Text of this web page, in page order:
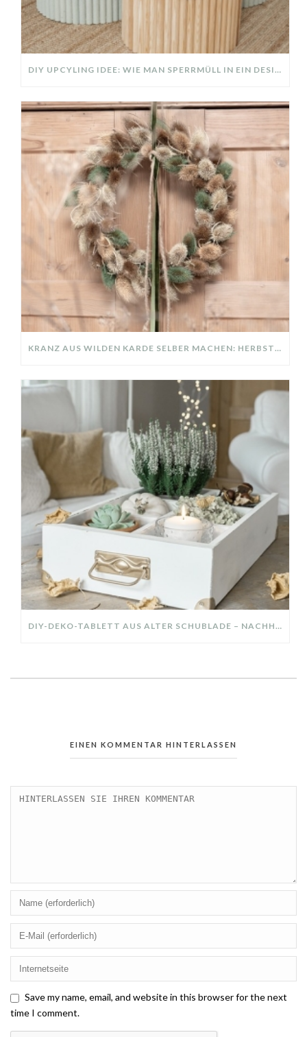
DIY UPCYLING IDEE: WIE MAN SPERRMÜLL IN EIN DESIGNER TEIL VERWANDELT
KRANZ AUS WILDEN KARDE SELBER MACHEN: HERBSTDEKO GANZ EINFACH
DIY-DEKO-TABLETT AUS ALTER SCHUBLADE – NACHHALTIGE HERBSTDEKO SELBER MACHEN!
EINEN KOMMENTAR HINTERLASSEN
Save my name, email, and website in this browser for the next
time I comment.